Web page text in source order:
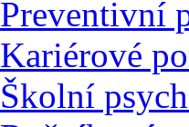
Preventivní
Kariérové
Školní